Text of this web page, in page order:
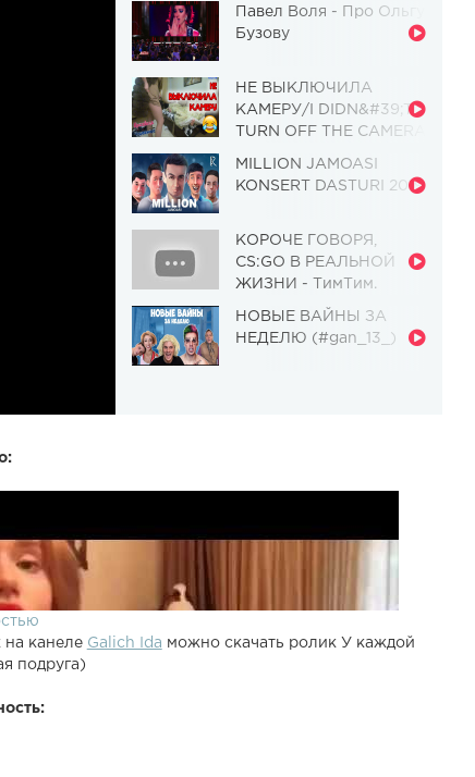
Павел Воля - Про Ольгу
Бузову
НЕ ВЫКЛЮЧИЛА
КАМЕРУ/I DIDN&#39;T
TURN OFF THE CAMERA
Чудовище] (Выпуск 110)
MILLION JAMOASI
KONSERT DASTURI 2019
КОРОЧЕ ГОВОРЯ,
CS:GO В РЕАЛЬНОЙ
ЖИЗНИ - ТимТим.
НОВЫЕ ВАЙНЫ ЗА
НЕДЕЛЮ (#gan_13_)
на канеле Galich Ida можно скачать ролик У каждой
подруга)